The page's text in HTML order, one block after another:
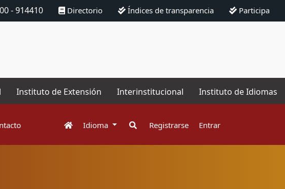
- 914410 Directorio Índices de transparencia Participa
Instituto de Extensión Interinstitucional Instituto de Idiomas
Idioma Registrarse Entrar